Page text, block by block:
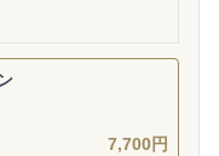
7,700円